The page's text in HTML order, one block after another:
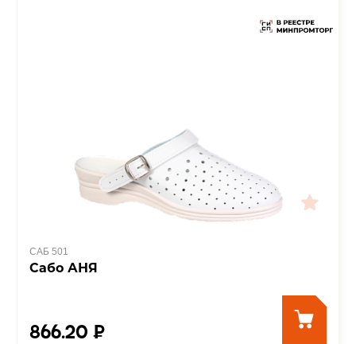
САБ 501
Сабо АНЯ
866.20 ₽